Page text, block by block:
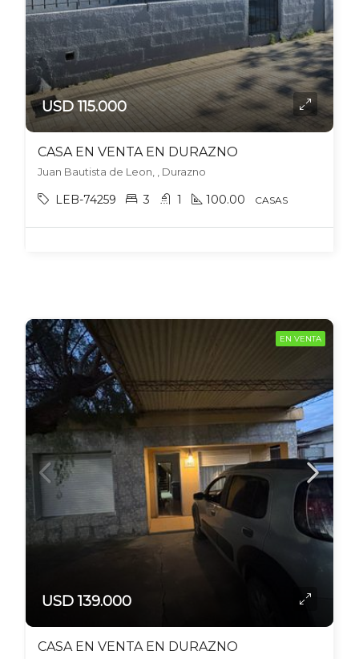
USD 115.000
CASA EN VENTA EN DURAZNO
Juan Bautista de Leon, , Durazno
LEB-74259 3 1 100.00 CASAS
EN VENTA
USD 139.000
CASA EN VENTA EN DURAZNO